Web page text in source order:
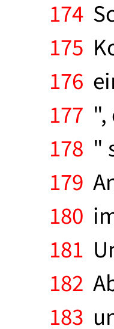
174
175
176
177
178 "
179
180
181
182
183